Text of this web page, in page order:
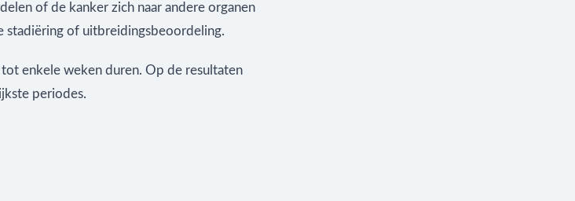
of de kanker zich naar andere organen
stadiëring of uitbreidingsbeoordeling.
enkele weken duren. Op de resultaten
periodes.